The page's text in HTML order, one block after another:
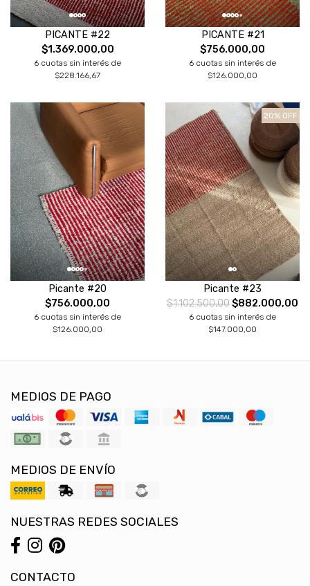
PICANTE #22
$1.369.000,00
6 cuotas sin interés de
$228.166,67
PICANTE #21
$756.000,00
6 cuotas sin interés de
$126.000,00
Picante #20
$756.000,00
6 cuotas sin interés de
$126.000,00
20% OFF
Picante #23
$1.102.500,00$882.000,00
6 cuotas sin interés de
$147.000,00
MEDIOS DE PAGO
MEDIOS DE ENVÍO
NUESTRAS REDES SOCIALES
CONTACTO